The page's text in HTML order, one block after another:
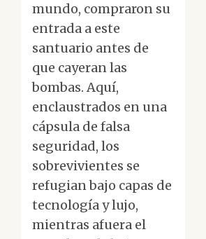
mundo, compraron su
entrada a este
santuario antes de
que cayeran las
bombas. Aquí,
enclaustrados en una
cápsula de falsa
seguridad, los
sobrevivientes se
refugian bajo capas de
tecnología y lujo,
mientras afuera el